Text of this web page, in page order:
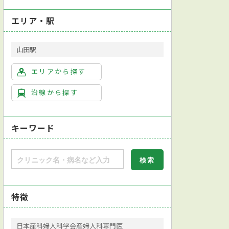
エリア・駅
山田駅
エリアから探す
沿線から探す
キーワード
特徴
日本産科婦人科学会産婦人科専門医